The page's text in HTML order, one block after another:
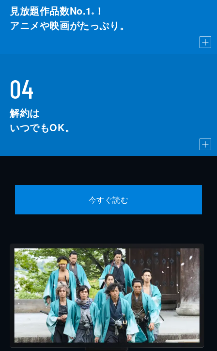
見放題作品数No.1 ※
！
アニメや映画がたっぷり。
04
解約は
いつでもOK。
今すぐ読む